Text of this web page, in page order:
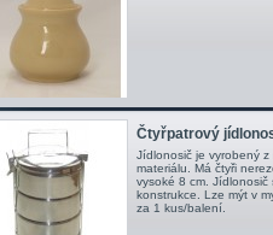
Čtyřpatrový
Jídlonosič je vyrobený
materiálu. Má čtyři
vysoké 8 cm.
konstrukce. Lze mýt v
za 1 kus/balení.